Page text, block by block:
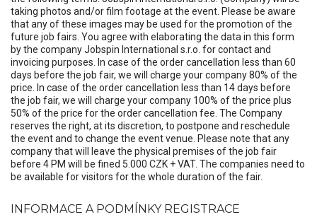
taking photos and/or film footage at the event. Please be aware
that any of these images may be used for the promotion of the
future job fairs. You agree with elaborating the data in this form
by the company Jobspin International s.r.o. for contact and
invoicing purposes. In case of the order cancellation less than 60
days before the job fair, we will charge your company 80% of the
price. In case of the order cancellation less than 14 days before
the job fair, we will charge your company 100% of the price plus
50% of the price for the order cancellation fee. The Company
reserves the right, at its discretion, to postpone and reschedule
the event and to change the event venue. Please note that any
company that will leave the physical premises of the job fair
before 4 PM will be fined 5.000 CZK + VAT. The companies need to
be available for visitors for the whole duration of the fair.
INFORMACE A PODMÍNKY REGISTRACE